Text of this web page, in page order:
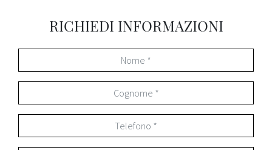
RICHIEDI INFORMAZIONI